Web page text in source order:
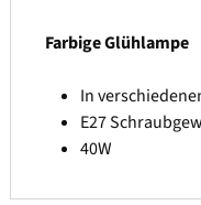
Farbige Glühlampe
In
E27
40W